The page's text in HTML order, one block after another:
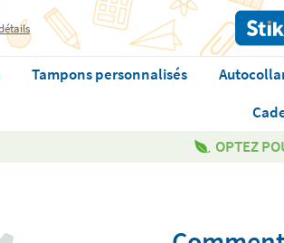
Tampons personnalisés
OPTEZ